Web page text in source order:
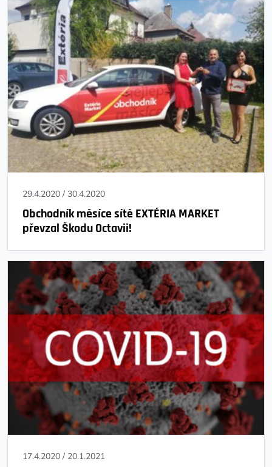
29.4.2020 / 30.4.2020
Obchodník měsíce sítě EXTÉRIA MARKET
převzal Škodu Octavii!
17.4.2020 / 20.1.2021